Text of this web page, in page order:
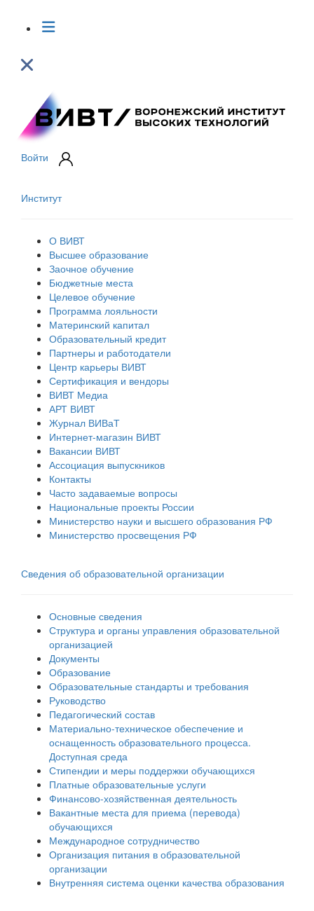
Войти
Институт
О ВИВТ
Высшее образование
Заочное обучение
Бюджетные места
Целевое обучение
Программа лояльности
Материнский капитал
Образовательный кредит
Партнеры и работодатели
Центр карьеры ВИВТ
Сертификация и вендоры
ВИВТ Медиа
АРТ ВИВТ
Журнал ВИВаТ
Интернет-магазин ВИВТ
Вакансии ВИВТ
Ассоциация выпускников
Контакты
Часто задаваемые вопросы
Национальные проекты России
Министерство науки и высшего образования РФ
Министерство просвещения РФ
Сведения об образовательной организации
Основные сведения
Структура и органы управления образовательной
организацией
Документы
Образование
Образовательные стандарты и требования
Руководство
Педагогический состав
Материально-техническое обеспечение и
оснащенность образовательного процесса.
Доступная среда
Стипендии и меры поддержки обучающихся
Платные образовательные услуги
Финансово-хозяйственная деятельность
Вакантные места для приема (перевода)
обучающихся
Международное сотрудничество
Организация питания в образовательной
организации
Внутренняя система оценки качества образования